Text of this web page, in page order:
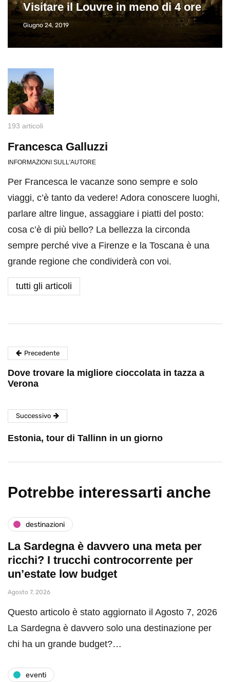
Visitare il Louvre in meno di 4 ore
Giugno 24, 2019
193 articoli
Francesca Galluzzi
INFORMAZIONI SULL'AUTORE
Per Francesca le vacanze sono sempre e solo
viaggi, c’è tanto da vedere! Adora conoscere luoghi,
parlare altre lingue, assaggiare i piatti del posto:
cosa c’è di più bello? La bellezza la circonda
sempre perché vive a Firenze e la Toscana è una
grande regione che condividerà con voi.
tutti gli articoli
Precedente
Dove trovare la migliore cioccolata in tazza a
Verona
Successivo
Estonia, tour di Tallinn in un giorno
Potrebbe interessarti anche
destinazioni
La Sardegna è davvero una meta per
ricchi? I trucchi controcorrente per
un’estate low budget
Agosto 7, 2026
Questo articolo è stato aggiornato il Agosto 7, 2026
La Sardegna è davvero solo una destinazione per
chi ha un grande budget?…
eventi